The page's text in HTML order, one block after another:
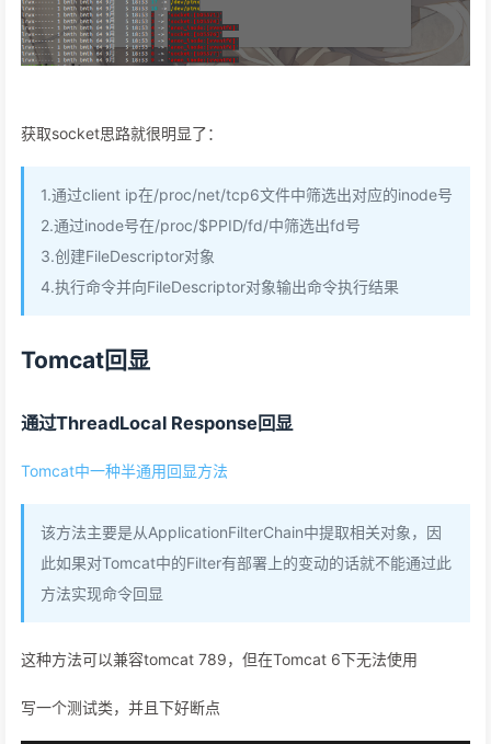
获取socket思路就很明显了：
1.通过client ip在/proc/net/tcp6文件中筛选出对应的inode号
2.通过inode号在/proc/$PPID/fd/中筛选出fd号
3.创建FileDescriptor对象
4.执行命令并向FileDescriptor对象输出命令执行结果
Tomcat回显
通过ThreadLocal Response回显
Tomcat中一种半通用回显方法
该方法主要是从ApplicationFilterChain中提取相关对象，因
此如果对Tomcat中的Filter有部署上的变动的话就不能通过此
方法实现命令回显
这种方法可以兼容tomcat 789，但在Tomcat 6下无法使用
写一个测试类，并且下好断点